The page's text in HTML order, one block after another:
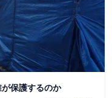
保護するのか